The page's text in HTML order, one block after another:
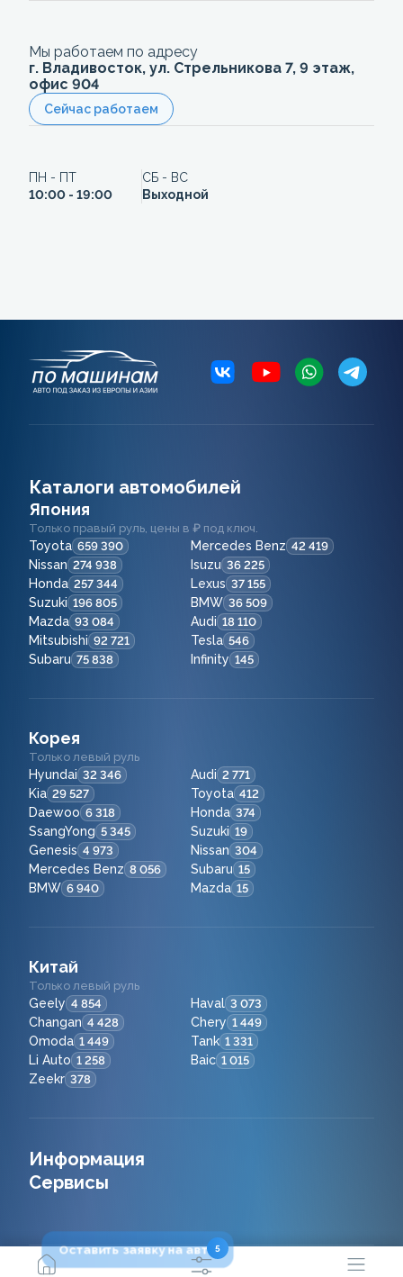
Мы работаем по адресу
г. Владивосток, ул. Стрельникова 7, 9 этаж,
офис 904
Сейчас работаем
ПН - ПТ
10:00 - 19:00
СБ - ВС
Выходной
Каталоги автомобилей
Япония
Только правый руль, цены в ₽ под ключ.
Toyota 659 390 Mercedes Benz 42 419
Nissan 274 938 Isuzu 36 225
Honda 257 344 Lexus 37 155
Suzuki 196 805 BMW 36 509
Mazda 93 084 Audi 18 110
Mitsubishi 92 721 Tesla 546
Subaru 75 838 Infinity 145
Корея
Только левый руль
Hyundai 32 346 Audi 2 771
Kia 29 527 Toyota 412
Daewoo 6 318 Honda 374
SsangYong 5 345 Suzuki 19
Genesis 4 973 Nissan 304
Mercedes Benz 8 056 Subaru 15
BMW 6 940 Mazda 15
Китай
Только левый руль
Geely 4 854 Haval 3 073
Changan 4 428 Chery 1 449
Omoda 1 449 Tank 1 331
Li Auto 1 258 Baic 1 015
Zeekr 378
Информация
Сервисы
2021 - 2026 © ООО "Сейфкар ВЛ"
5